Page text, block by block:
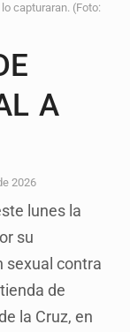
capturaran. (Foto:
A
2026
lunes la
su
sexual contra
de
la Cruz, en